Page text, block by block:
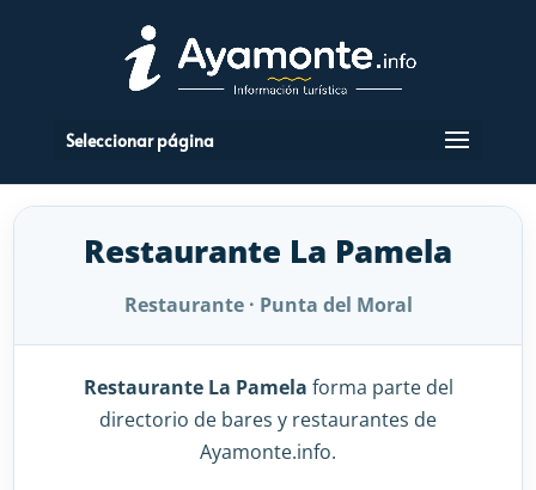
Seleccionar página
Restaurante La Pamela
Restaurante · Punta del Moral
Restaurante La Pamela forma parte del
directorio de bares y restaurantes de
Ayamonte.info.